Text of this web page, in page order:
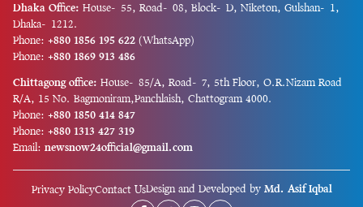
Dhaka Office: House-55, Road-08, Block-D, Niketon, Gulshan-1,
Dhaka-1212.
Phone: +880 1856 195 622 (WhatsApp)
Phone: +880 1869 913 486
Chittagong office: House-85/A, Road-7, 5th Floor, O.R.Nizam Road
R/A, 15 No. Bagmoniram,Panchlaish, Chattogram 4000.
Phone: +880 1850 414 847
Phone: +880 1313 427 319
Email: newsnow24official@gmail.com
Privacy PolicyContact UsDesign and Developed by Md. Asif Iqbal